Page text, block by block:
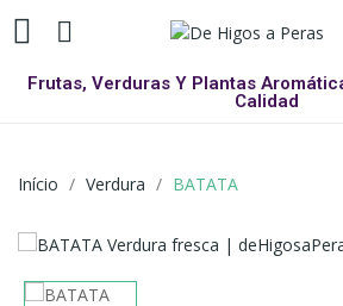
Frutas, Verduras Y Plantas
Calidad
Início Verdura BATATA